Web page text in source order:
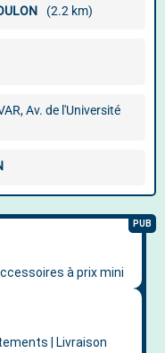
(2.2 km)
Av. de l'Université